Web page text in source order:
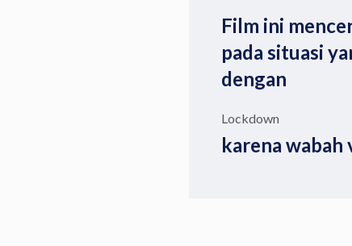
Film ini
pada situasi
dengan
Lockdown
karena wabah